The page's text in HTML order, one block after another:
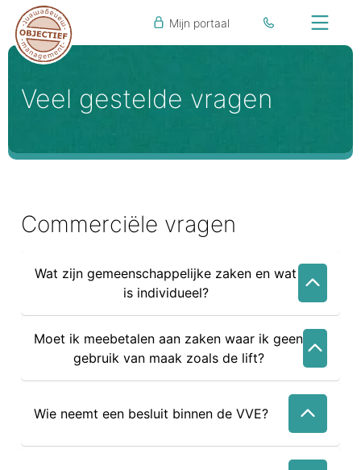
Mijn portaal
Veel gestelde vragen
Commerciële vragen
Wat zijn gemeenschappelijke zaken en wat
is individueel?
Moet ik meebetalen aan zaken waar ik geen
gebruik van maak zoals de lift?
Wie neemt een besluit binnen de VVE?